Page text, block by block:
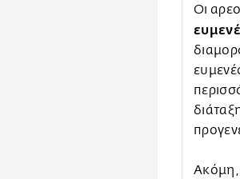
Οι
Ακόμη,